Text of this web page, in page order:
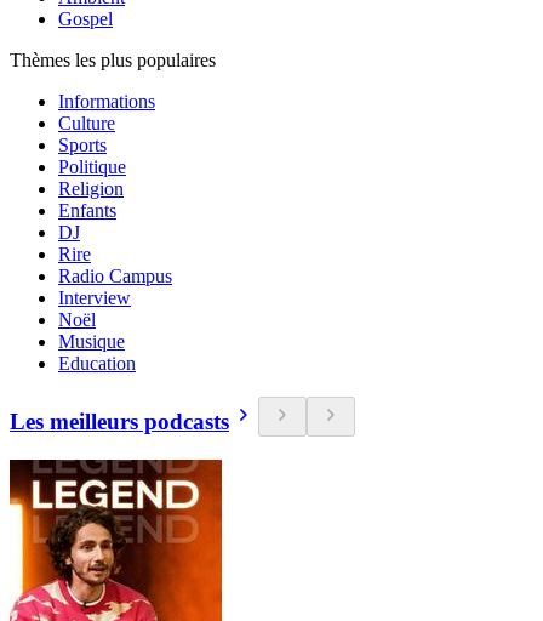
Gospel
Thèmes les plus populaires
Informations
Culture
Sports
Politique
Religion
Enfants
DJ
Rire
Radio Campus
Interview
Noël
Musique
Education
Les meilleurs podcasts